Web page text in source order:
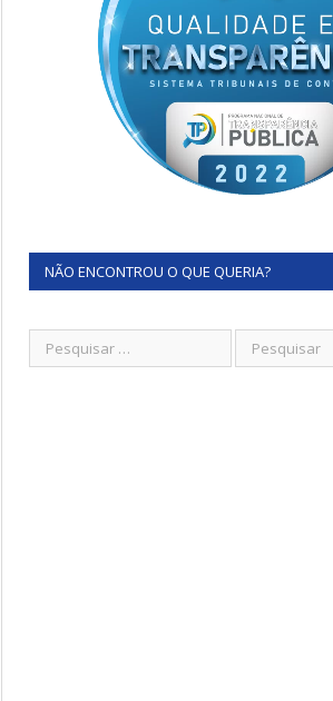
NÃO ENCONTROU O QUE QUERIA?